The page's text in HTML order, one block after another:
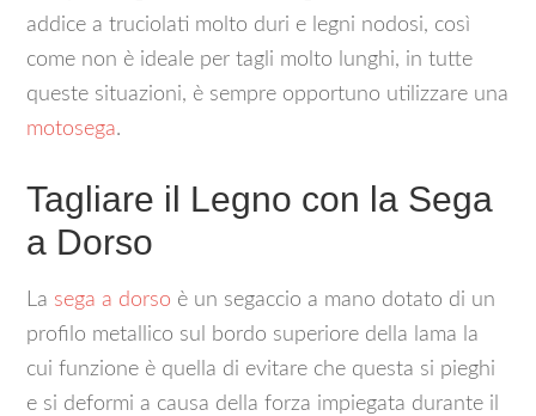
addice a truciolati molto duri e legni nodosi, così
come non è ideale per tagli molto lunghi, in tutte
queste situazioni, è sempre opportuno utilizzare una
motosega.
Tagliare il Legno con la Sega
a Dorso
La sega a dorso è un segaccio a mano dotato di un
profilo metallico sul bordo superiore della lama la
cui funzione è quella di evitare che questa si pieghi
e si deformi a causa della forza impiegata durante il